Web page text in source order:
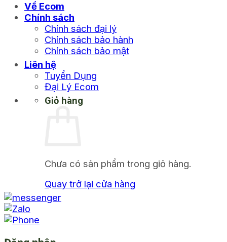
Về Ecom
Chính sách
Chính sách đại lý
Chính sách bảo hành
Chính sách bảo mật
Liên hệ
Tuyển Dụng
Đại Lý Ecom
Giỏ hàng
Chưa có sản phẩm trong giỏ hàng.
Quay trở lại cửa hàng